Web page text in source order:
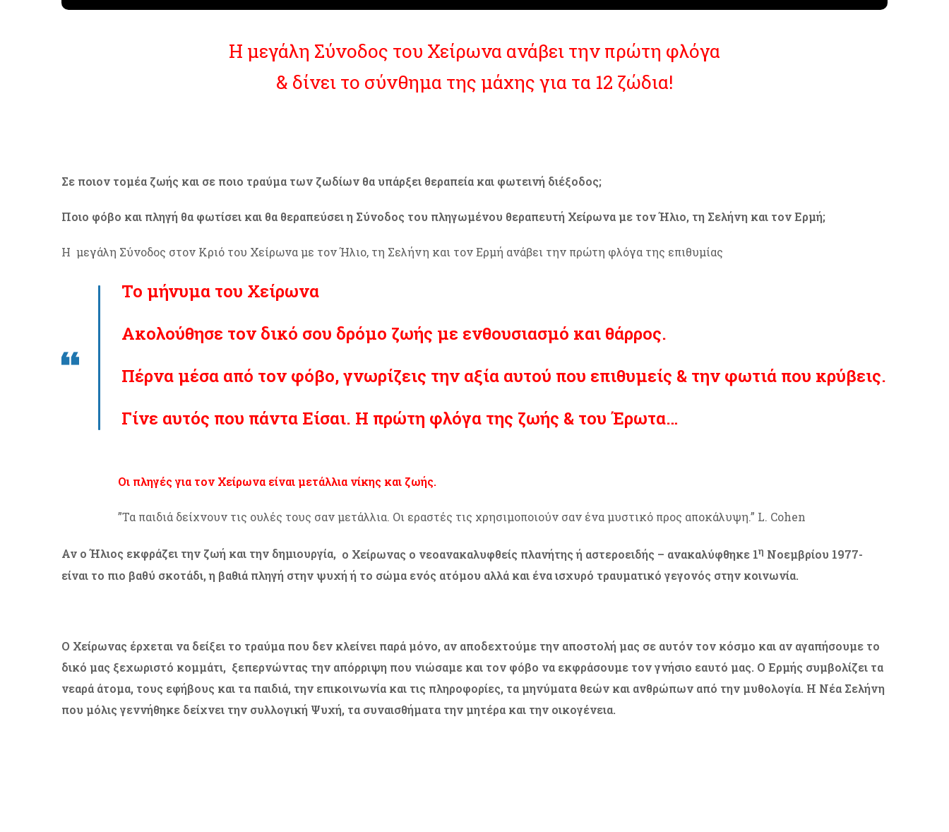
Η μεγάλη Σύνοδος του Χείρωνα ανάβει την πρώτη φλόγα
& δίνει το σύνθημα της μάχης για τα 12 ζώδια!
Σε ποιον τομέα ζωής και σε ποιο τραύμα των ζωδίων θα υπάρξει θεραπεία και φωτεινή διέξοδος;
Ποιο φόβο και πληγή θα φωτίσει και θα θεραπεύσει η Σύνοδος του πληγωμένου θεραπευτή Χείρωνα με τον Ήλιο, τη Σελήνη και τον Ερμή;
Η μεγάλη Σύνοδος στον Κριό του Χείρωνα με τον Ήλιο, τη Σελήνη και τον Ερμή ανάβει την πρώτη φλόγα της επιθυμίας
Το μήνυμα του Χείρωνα
Ακολούθησε τον δικό σου δρόμο ζωής με ενθουσιασμό και θάρρος.
Πέρνα μέσα από τον φόβο, γνωρίζεις την αξία αυτού που επιθυμείς & την φωτιά που κρύβεις.
Γίνε αυτός που πάντα Είσαι. Η πρώτη φλόγα της ζωής & του Έρωτα…
Οι πληγές για τον Χείρωνα είναι μετάλλια νίκης και ζωής.
”Τα παιδιά δείχνουν τις ουλές τους σαν μετάλλια. Οι εραστές τις χρησιμοποιούν σαν ένα μυστικό προς αποκάλυψη.” L. Cohen
Αν ο Ήλιος εκφράζει την ζωή και την δημιουργία, ο Χείρωνας ο νεοανακαλυφθείς πλανήτης ή αστεροειδής – ανακαλύφθηκε 1η Νοεμβρίου 1977-
είναι το πιο βαθύ σκοτάδι, η βαθιά πληγή στην ψυχή ή το σώμα ενός ατόμου αλλά και ένα ισχυρό τραυματικό γεγονός στην κοινωνία.
Ο Χείρωνας έρχεται να δείξει το τραύμα που δεν κλείνει παρά μόνο, αν αποδεχτούμε την αποστολή μας σε αυτόν τον κόσμο και αν αγαπήσουμε το
δικό μας ξεχωριστό κομμάτι, ξεπερνώντας την απόρριψη που νιώσαμε και τον φόβο να εκφράσουμε τον γνήσιο εαυτό μας. Ο Ερμής συμβολίζει τα
νεαρά άτομα, τους εφήβους και τα παιδιά, την επικοινωνία και τις πληροφορίες, τα μηνύματα θεών και ανθρώπων από την μυθολογία. Η Νέα Σελήνη
που μόλις γεννήθηκε δείχνει την συλλογική Ψυχή, τα συναισθήματα την μητέρα και την οικογένεια.